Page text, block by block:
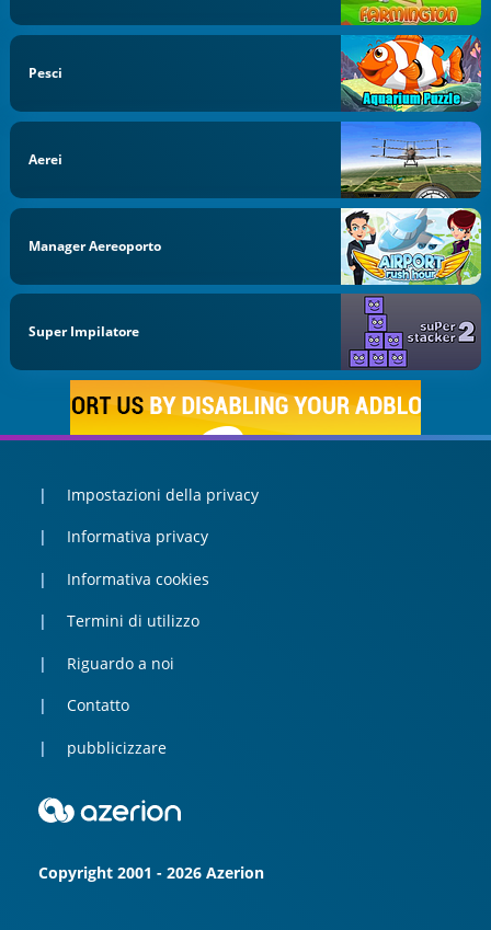
Pesci
Aerei
Manager Aereoporto
Super Impilatore
Impostazioni della privacy
Informativa privacy
Informativa cookies
Termini di utilizzo
Riguardo a noi
Contatto
pubblicizzare
Copyright 2001 - 2026 Azerion